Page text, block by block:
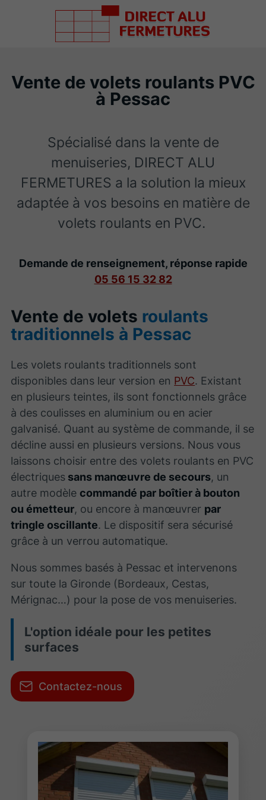
Vente de volets roulants PVC
à Pessac
Spécialisé dans la vente de
menuiseries, DIRECT ALU
FERMETURES a la solution la mieux
adaptée à vos besoins en matière de
volets roulants en PVC.
Demande de renseignement, réponse rapide
05 56 15 32 82
Vente de volets roulants
traditionnels à Pessac
Les volets roulants traditionnels sont
disponibles dans leur version en PVC. Existant
en plusieurs teintes, ils sont fonctionnels grâce
à des coulisses en aluminium ou en acier
galvanisé. Quant au système de commande, il se
décline aussi en plusieurs versions. Nous vous
laissons choisir entre des volets roulants en PVC
électriques sans manœuvre de secours, un
autre modèlecommandé par boîtier à bouton
ou émetteur, ou encore à manœuvrer par
tringle oscillante. Le dispositif sera sécurisé
grâce à un verrou automatique.
Nous sommes basés à Pessac et intervenons
sur toute la Gironde (Bordeaux, Cestas,
Mérignac…) pour la pose de vos menuiseries.
L'option idéale pour les petites
surfaces
Contactez-nous